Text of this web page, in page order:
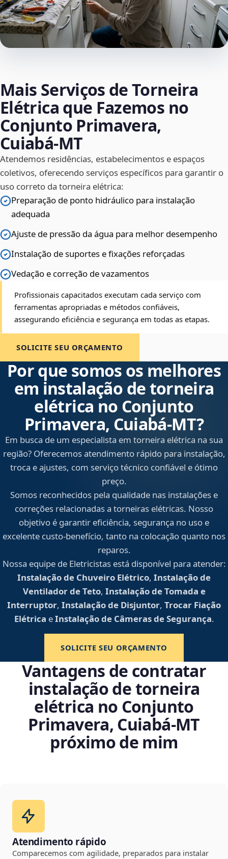
Mais Serviços de Torneira
Elétrica que Fazemos no
Conjunto Primavera,
Cuiabá‑MT
Atendemos residências, estabelecimentos e espaços
coletivos, oferecendo serviços específicos para garantir o
uso correto da torneira elétrica:
Preparação de ponto hidráulico para instalação
adequada
Ajuste de pressão da água para melhor desempenho
Instalação de suportes e fixações reforçadas
Vedação e correção de vazamentos
Profissionais capacitados executam cada serviço com
ferramentas apropriadas e métodos confiáveis,
assegurando eficiência e segurança em todas as etapas.
SOLICITE SEU ORÇAMENTO
Por que somos os melhores
em instalação de torneira
elétrica no Conjunto
Primavera, Cuiabá‑MT?
Em busca de um especialista em torneira elétrica na sua
região? Oferecemos atendimento rápido para instalação,
troca e ajustes, com serviço técnico confiável e ótimo
preço.
Somos reconhecidos pela qualidade nas instalações e
correções relacionadas a torneiras elétricas. Nosso
objetivo é garantir eficiência, segurança no uso e
excelente custo-benefício, tanto na colocação quanto nos
reparos.
Nossa equipe de Eletricistas está disponível para atender:
Instalação de Chuveiro Elétrico, Instalação de
Ventilador de Teto, Instalação de Tomada e
Interruptor, Instalação de Disjuntor, Trocar Fiação
Elétrica eInstalação de Câmeras de Segurança.
SOLICITE SEU ORÇAMENTO
Vantagens de contratar
instalação de torneira
elétrica no Conjunto
Primavera, Cuiabá‑MT
próximo de mim
Atendimento rápido
Comparecemos com agilidade, preparados para instalar